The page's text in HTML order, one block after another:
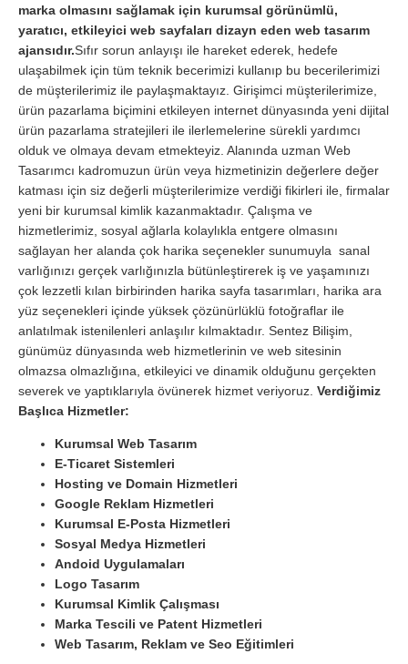
marka olmasını sağlamak için kurumsal görünümlü,
yaratıcı, etkileyici web sayfaları dizayn eden web tasarım
ajansıdır.Sıfır sorun anlayışı ile hareket ederek, hedefe
ulaşabilmek için tüm teknik becerimizi kullanıp bu becerilerimizi
de müşterilerimiz ile paylaşmaktayız. Girişimci müşterilerimize,
ürün pazarlama biçimini etkileyen internet dünyasında yeni dijital
ürün pazarlama stratejileri ile ilerlemelerine sürekli yardımcı
olduk ve olmaya devam etmekteyiz. Alanında uzman Web
Tasarımcı kadromuzun ürün veya hizmetinizin değerlere değer
katması için siz değerli müşterilerimize verdiği fikirleri ile, firmalar
yeni bir kurumsal kimlik kazanmaktadır. Çalışma ve
hizmetlerimiz, sosyal ağlarla kolaylıkla entgere olmasını
sağlayan her alanda çok harika seçenekler sunumuyla sanal
varlığınızı gerçek varlığınızla bütünleştirerek iş ve yaşamınızı
çok lezzetli kılan birbirinden harika sayfa tasarımları, harika ara
yüz seçenekleri içinde yüksek çözünürlüklü fotoğraflar ile
anlatılmak istenilenleri anlaşılır kılmaktadır. Sentez Bilişim,
günümüz dünyasında web hizmetlerinin ve web sitesinin
olmazsa olmazlığına, etkileyici ve dinamik olduğunu gerçekten
severek ve yaptıklarıyla övünerek hizmet veriyoruz. Verdiğimiz
Başlıca Hizmetler:
Kurumsal Web Tasarım
E-Ticaret Sistemleri
Hosting ve Domain Hizmetleri
Google Reklam Hizmetleri
Kurumsal E-Posta Hizmetleri
Sosyal Medya Hizmetleri
Andoid Uygulamaları
Logo Tasarım
Kurumsal Kimlik Çalışması
Marka Tescili ve Patent Hizmetleri
Web Tasarım, Reklam ve Seo Eğitimleri